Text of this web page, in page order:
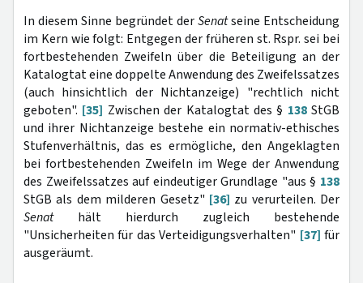
In diesem Sinne begründet derSenatseine Entscheidung
im Kern wie folgt: Entgegen der früheren st. Rspr. sei bei
fortbestehenden Zweifeln über die Beteiligung an der
Katalogtat eine doppelte Anwendung des Zweifelssatzes
(auch hinsichtlich der Nichtanzeige) "rechtlich nicht
geboten". [35] Zwischen der Katalogtat des § 138StGB
und ihrer Nichtanzeige bestehe ein normativ-ethisches
Stufenverhältnis, das es ermögliche, den Angeklagten
bei fortbestehenden Zweifeln im Wege der Anwendung
des Zweifelssatzes auf eindeutiger Grundlage "aus § 138
StGB als dem milderen Gesetz" [36] zu verurteilen. Der
Senathält hierdurch zugleich bestehende
"Unsicherheiten für das Verteidigungsverhalten" [37] für
ausgeräumt.